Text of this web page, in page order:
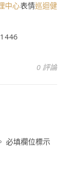
中心表情巡迴健
0 評論
必填欄位標示